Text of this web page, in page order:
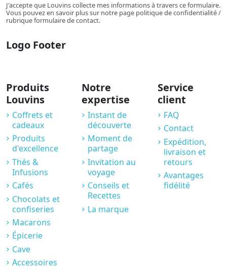
J'accepte que Louvins collecte mes informations à travers ce formulaire.
Vous pouvez en savoir plus sur notre page politique de confidentialité /
rubrique formulaire de contact.
Logo Footer
Produits
Louvins
Coffrets et
cadeaux
Produits
d'excellence
Thés &
Infusions
Cafés
Chocolats et
confiseries
Macarons
Épicerie
Cave
Accessoires
Notre
expertise
Instant de
découverte
Moment de
partage
Invitation au
voyage
Conseils et
Recettes
La marque
Service
client
FAQ
Contact
Expédition,
livraison et
retours
Avantages
fidélité